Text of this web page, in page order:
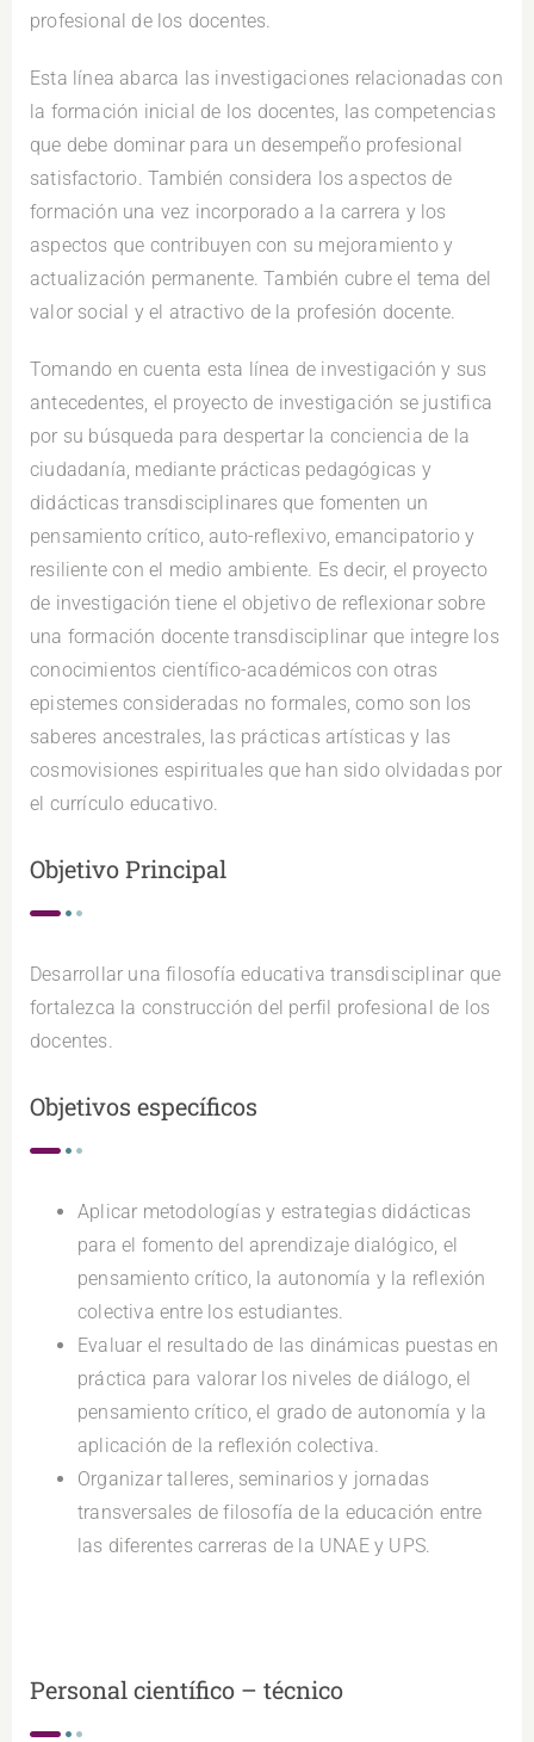
profesional de los docentes.
Esta línea abarca las investigaciones relacionadas con
la formación inicial de los docentes, las competencias
que debe dominar para un desempeño profesional
satisfactorio. También considera los aspectos de
formación una vez incorporado a la carrera y los
aspectos que contribuyen con su mejoramiento y
actualización permanente. También cubre el tema del
valor social y el atractivo de la profesión docente.
Tomando en cuenta esta línea de investigación y sus
antecedentes, el proyecto de investigación se justifica
por su búsqueda para despertar la conciencia de la
ciudadanía, mediante prácticas pedagógicas y
didácticas transdisciplinares que fomenten un
pensamiento crítico, auto-reflexivo, emancipatorio y
resiliente con el medio ambiente. Es decir, el proyecto
de investigación tiene el objetivo de reflexionar sobre
una formación docente transdisciplinar que integre los
conocimientos científico-académicos con otras
epistemes consideradas no formales, como son los
saberes ancestrales, las prácticas artísticas y las
cosmovisiones espirituales que han sido olvidadas por
el currículo educativo.
Objetivo Principal
Desarrollar una filosofía educativa transdisciplinar que
fortalezca la construcción del perfil profesional de los
docentes.
Objetivos específicos
Aplicar metodologías y estrategias didácticas
para el fomento del aprendizaje dialógico, el
pensamiento crítico, la autonomía y la reflexión
colectiva entre los estudiantes.
Evaluar el resultado de las dinámicas puestas en
práctica para valorar los niveles de diálogo, el
pensamiento crítico, el grado de autonomía y la
aplicación de la reflexión colectiva.
Organizar talleres, seminarios y jornadas
transversales de filosofía de la educación entre
las diferentes carreras de la UNAE y UPS.
Personal científico – técnico